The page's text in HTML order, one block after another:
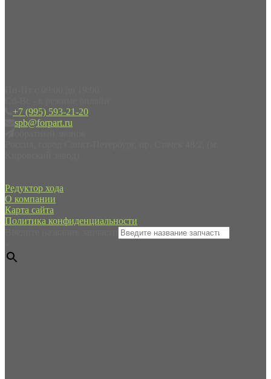
+7 (995) 593-21-20
spb@forpart.ru
Редуктор хода
О компании
Карта сайта
Политика конфиденциальности